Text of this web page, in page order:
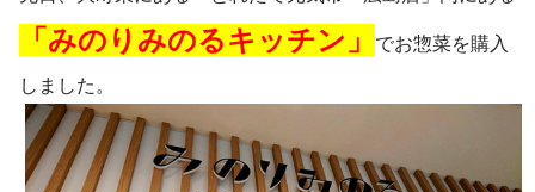
「みのりみのるキッチン」 でお惣菜を購入
しました。